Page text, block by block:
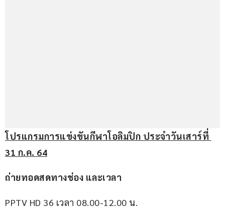
โปรแกรมการแข่งขันกีฬาโอลิมปิก ประจำวันเสาร์ที่
31 ก.ค. 64
ถ่ายทอดสดทางช่อง และเวลา
PPTV HD 36 เวลา 08.00-12.00 น.